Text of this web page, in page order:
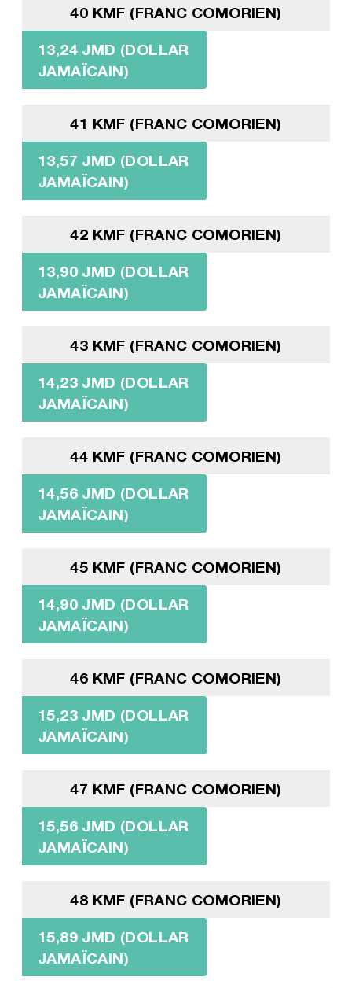
40 KMF (FRANC COMORIEN)
13,24 JMD (DOLLAR
JAMAÏCAIN)
41 KMF (FRANC COMORIEN)
13,57 JMD (DOLLAR
JAMAÏCAIN)
42 KMF (FRANC COMORIEN)
13,90 JMD (DOLLAR
JAMAÏCAIN)
43 KMF (FRANC COMORIEN)
14,23 JMD (DOLLAR
JAMAÏCAIN)
44 KMF (FRANC COMORIEN)
14,56 JMD (DOLLAR
JAMAÏCAIN)
45 KMF (FRANC COMORIEN)
14,90 JMD (DOLLAR
JAMAÏCAIN)
46 KMF (FRANC COMORIEN)
15,23 JMD (DOLLAR
JAMAÏCAIN)
47 KMF (FRANC COMORIEN)
15,56 JMD (DOLLAR
JAMAÏCAIN)
48 KMF (FRANC COMORIEN)
15,89 JMD (DOLLAR
JAMAÏCAIN)